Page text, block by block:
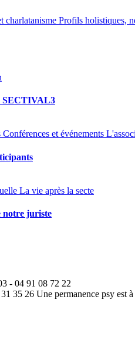
charlatanisme Profils holistiques,
SECTIVAL3
Conférences et événements
La vie après la secte
notre juriste
- 04 91 08 72 22
35 26 Une permanence psy est